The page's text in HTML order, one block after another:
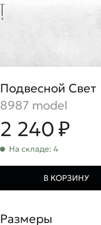
Подвесной Свет
8987 model
2 240 ₽
На складе: 4
В КОРЗИНУ
Размеры